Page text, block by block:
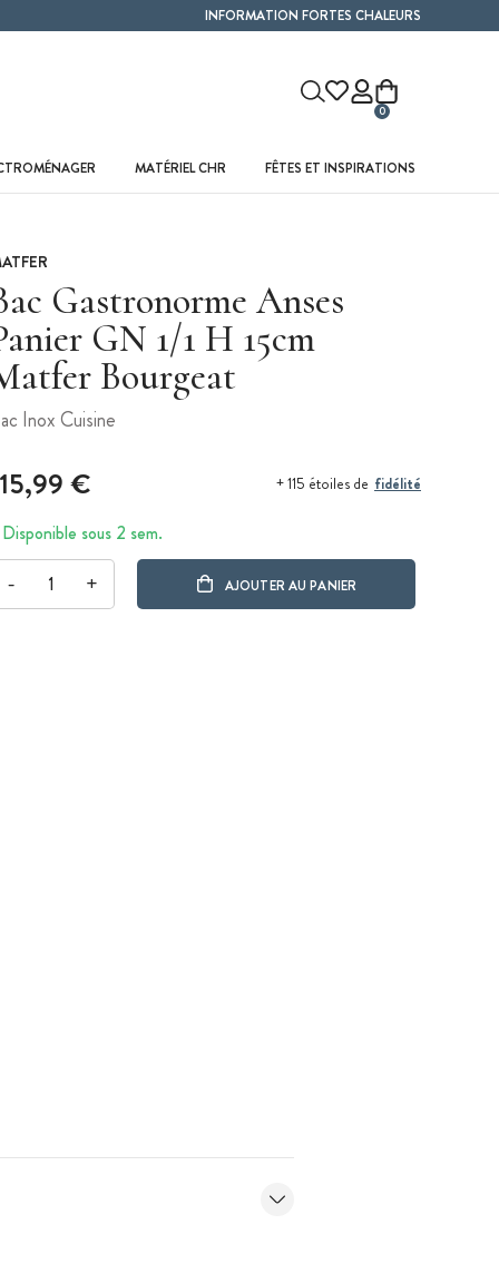
INFORMATION FORTES CHALEURS
0
MATÉRIEL CHR FÊTES ET INSPIRATIONS
Gastronorme Anses
GN 1/1 H 15cm
Bourgeat
Inox Cuisine
€ + 115 étoiles de fidélité
Disponible sous 2 sem.
- + AJOUTER AU PANIER